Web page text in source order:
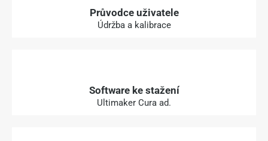
Průvodce uživatele
Údržba a kalibrace
Software ke stažení
Ultimaker Cura ad.